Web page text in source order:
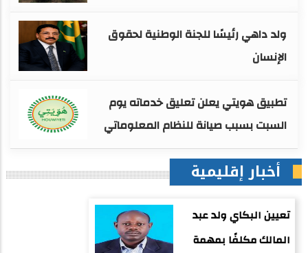
ولد داهي رئيسًا للجنة الوطنية لحقوق
الإنسان
تطبيق هويتي يعلن تعليق خدماته يوم
السبت بسبب صيانة للنظام المعلوماتي
أخبار إقليمية
تعيين البكاي ولد عبد
المالك مكلفًا بمهمة